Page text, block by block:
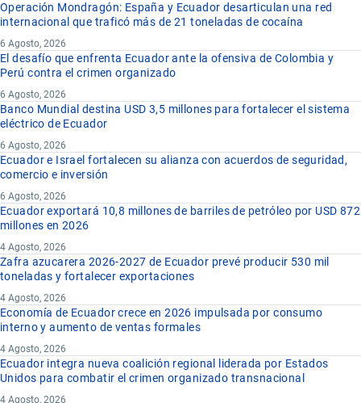
Operación Mondragón: España y Ecuador desarticulan una red
internacional que traficó más de 21 toneladas de cocaína
6 Agosto, 2026
El desafío que enfrenta Ecuador ante la ofensiva de Colombia y
Perú contra el crimen organizado
6 Agosto, 2026
Banco Mundial destina USD 3,5 millones para fortalecer el sistema
eléctrico de Ecuador
6 Agosto, 2026
Ecuador e Israel fortalecen su alianza con acuerdos de seguridad,
comercio e inversión
6 Agosto, 2026
Ecuador exportará 10,8 millones de barriles de petróleo por USD 872
millones en 2026
4 Agosto, 2026
Zafra azucarera 2026-2027 de Ecuador prevé producir 530 mil
toneladas y fortalecer exportaciones
4 Agosto, 2026
Economía de Ecuador crece en 2026 impulsada por consumo
interno y aumento de ventas formales
4 Agosto, 2026
Ecuador integra nueva coalición regional liderada por Estados
Unidos para combatir el crimen organizado transnacional
4 Agosto, 2026